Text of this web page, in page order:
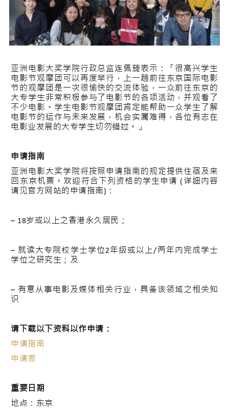
亚洲电影大奖学院行政总监连佩蔙表示：「很高兴学生
电影节观摩团可以再度举行，上一趟前往东京国际电影
节的观摩团是一次很愉快的交流体验，一众前往东京的
大专学生非常积极参与了电影节的各项活动，并观看了
不少电影。学生电影节观摩团肯定能帮助一众学生了解
电影节的运作与未来发展，机会实属难得，各位有志在
电影业发展的大专学生切勿错过。」
申请指南
亚洲电影大奖学院将按照申请指南的规定提供住宿及来
回东京机票。欢迎符合下列资格的学生申请 (详细内容
请见官方网站的申请指南)：
– 18岁或以上之香港永久居民；
– 就读大专院校学士学位2年级或以上/两年内完成学士
学位之研究生；及
– 有意从事电影及媒体相关行业，具备该领域之相关知
识
请下载以下资料以作申请：
申请指南
申请表
重要日期
地点：东京